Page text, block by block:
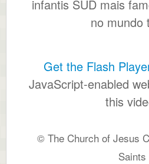
infantis SUD mais
no mundo
Get the Flash
JavaScript-enabled
this
© The Church of Jesus
Saints